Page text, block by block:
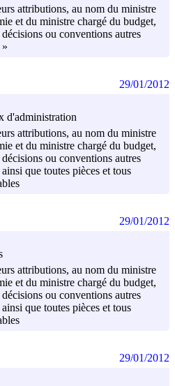
attributions, au nom du ministre
et du ministre chargé du budget,
décisions ou conventions autres
d'administration
attributions, au nom du ministre
et du ministre chargé du budget,
décisions ou conventions autres
que toutes pièces et tous
29/01/2012
attributions, au nom du ministre
et du ministre chargé du budget,
décisions ou conventions autres
que toutes pièces et tous
29/01/2012
29/01/2012